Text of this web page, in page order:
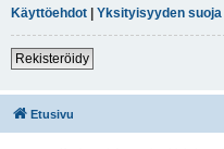
Käyttöehdot | Yksityisyyden suoja
Rekisteröidy
Etusivu